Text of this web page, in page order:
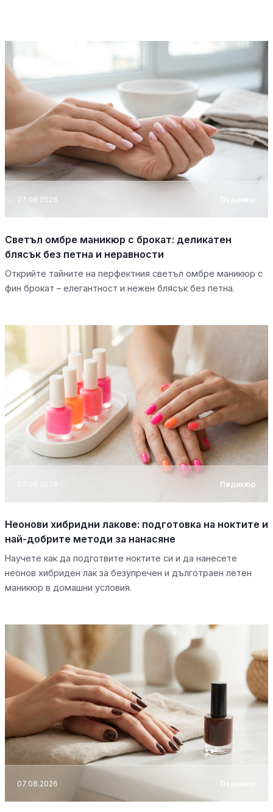
07.08.2026 Педикюр
Светъл омбре маникюр с брокат: деликатен
блясък без петна и неравности
Открийте тайните на перфектния светъл омбре маникюр с
фин брокат – елегантност и нежен блясък без петна.
07.08.2026 Педикюр
Неонови хибридни лакове: подготовка на ноктите и
най-добрите методи за нанасяне
Научете как да подготвите ноктите си и да нанесете
неонов хибриден лак за безупречен и дълготраен летен
маникюр в домашни условия.
07.08.2026 Педикюр